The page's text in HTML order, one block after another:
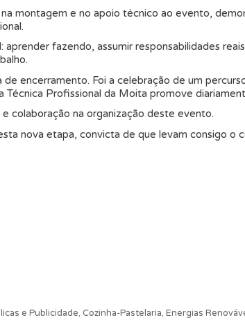
montagem e no apoio técnico ao evento,
fazendo, assumir responsabilidades
encerramento. Foi a celebração de um
Profissional da Moita promove
colaboração na organização deste evento.
nova etapa, convicta de que levam consigo o
e Publicidade, Cozinha-Pastelaria, Energias